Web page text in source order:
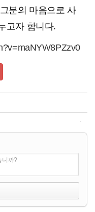
분의 마음으로 사
고자 합니다.
니까?